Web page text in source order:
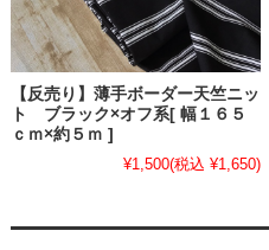
【反売り】薄手ボーダー天竺ニッ
ト ブラック×オフ系[ 幅１６５
ｃｍ×約５ｍ ]
¥1,500(税込 ¥1,650)